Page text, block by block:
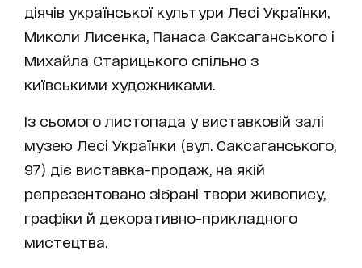
діячів української культури Лесі Українки,
Миколи Лисенка, Панаса Саксаганського і
Михайла Старицького спільно з
київськими художниками.
Із сьомого листопада у виставковій залі
музею Лесі Українки (вул. Саксаганського,
97) діє виставка-продаж, на якій
репрезентовано зібрані твори живопису,
графіки й декоративно-прикладного
мистецтва.